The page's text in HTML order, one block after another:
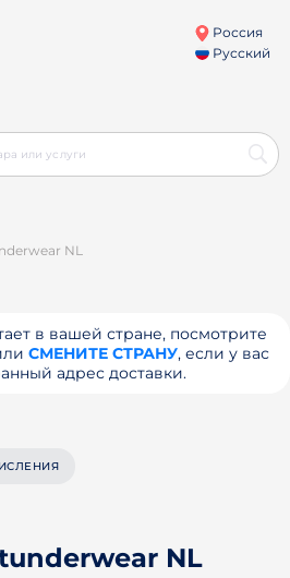
Россия
Русский
NL
в вашей стране, посмотрите
СМЕНИТЕ СТРАНУ, если у вас
адрес доставки.
NL